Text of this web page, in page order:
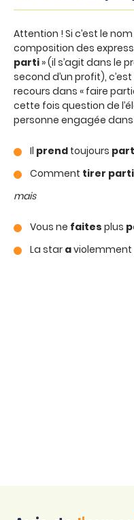
Attention ! Si c’est le
composition des
parti » (il s’agit dans le
second d’un profit),
recours dans « faire
cette fois question de
personne engagée dans
Il prend toujours
Comment tirer parti
mais
Vous ne faites plus
La star aviolemment